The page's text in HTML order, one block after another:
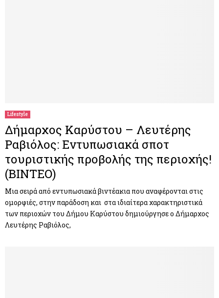
Lifestyle
Δήμαρχος Καρύστου – Λευτέρης
Ραβιόλος: Εντυπωσιακά σποτ
τουριστικής προβολής της περιοχής!
(ΒΙΝΤΕΟ)
Μια σειρά από εντυπωσιακά βιντέακια που αναφέρονται στις
ομορφιές, στην παράδοση και στα ιδιαίτερα χαρακτηριστικά
των περιοχών του Δήμου Καρύστου δημιούργησε ο Δήμαρχος
Λευτέρης Ραβιόλος,